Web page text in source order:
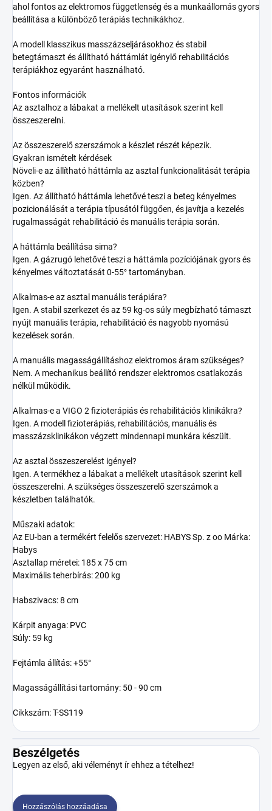
ahol fontos az elektromos függetlenség és a munkaállomás gyors
beállítása a különböző terápiás technikákhoz.
A modell klasszikus masszázseljárásokhoz és stabil
betegtámaszt és állítható háttámlát igénylő rehabilitációs
terápiákhoz egyaránt használható.
Fontos információk
Az asztalhoz a lábakat a mellékelt utasítások szerint kell
összeszerelni.
Az összeszerelő szerszámok a készlet részét képezik.
Gyakran ismételt kérdések
Növeli-e az állítható háttámla az asztal funkcionalitását terápia
közben?
Igen. Az állítható háttámla lehetővé teszi a beteg kényelmes
pozicionálását a terápia típusától függően, és javítja a kezelés
rugalmasságát rehabilitáció és manuális terápia során.
A háttámla beállítása sima?
Igen. A gázrugó lehetővé teszi a háttámla pozíciójának gyors és
kényelmes változtatását 0-55° tartományban.
Alkalmas-e az asztal manuális terápiára?
Igen. A stabil szerkezet és az 59 kg-os súly megbízható támaszt
nyújt manuális terápia, rehabilitáció és nagyobb nyomású
kezelések során.
A manuális magasságállításhoz elektromos áram szükséges?
Nem. A mechanikus beállító rendszer elektromos csatlakozás
nélkül működik.
Alkalmas-e a VIGO 2 fizioterápiás és rehabilitációs klinikákra?
Igen. A modell fizioterápiás, rehabilitációs, manuális és
masszázsklinikákon végzett mindennapi munkára készült.
Az asztal összeszerelést igényel?
Igen. A termékhez a lábakat a mellékelt utasítások szerint kell
összeszerelni. A szükséges összeszerelő szerszámok a
készletben találhatók.
Műszaki adatok:
Az EU-ban a termékért felelős szervezet: HABYS Sp. z oo Márka:
Habys
Asztallap méretei: 185 x 75 cm
Maximális teherbírás: 200 kg
Habszivacs: 8 cm
Kárpit anyaga: PVC
Súly: 59 kg
Fejtámla állítás: +55°
Magasságállítási tartomány: 50 - 90 cm
Cikkszám: T-SS119
Beszélgetés
Legyen az első, aki véleményt ír ehhez a tételhez!
Hozzászólás hozzáadása